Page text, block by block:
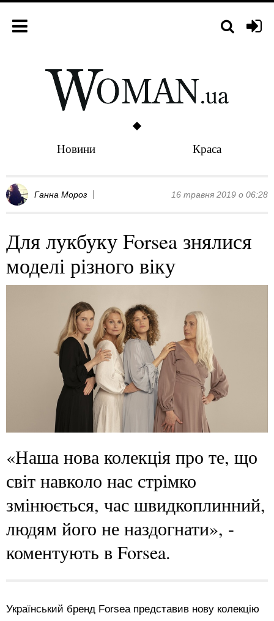
Новини Краса
Ганна Мороз 16 травня 2019 о 06:28
Для лукбуку Forsea знялися
моделі різного віку
«Наша нова колекція про те, що
світ навколо нас стрімко
змінюється, час швидкоплинний,
людям його не наздогнати», -
коментують в Forsea.
Український бренд Forsea представив нову колекцію